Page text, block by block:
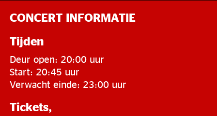
CONCERT INFORMATIE
Tijden
Deur open: 20:00 uur
Start: 20:45 uur
Verwacht einde: 23:00 uur
Tickets,